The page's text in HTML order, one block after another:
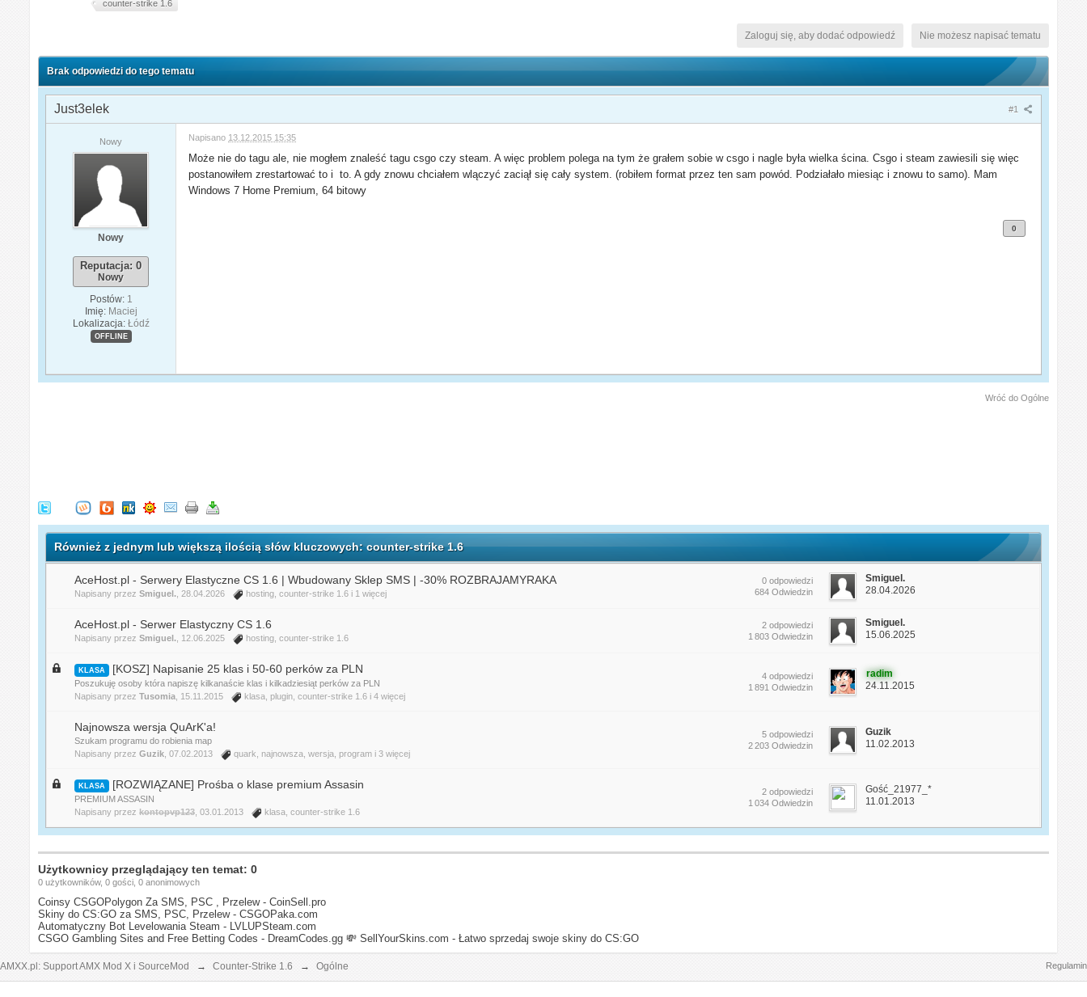
counter-strike 1.6
Nie możesz napisać tematu
Zaloguj się, aby dodać odpowiedź
Brak odpowiedzi do tego tematu
#1
Just3elek
Nowy
Nowy
Reputacja: 0
Nowy
Postów: 1
Imię: Maciej
Lokalizacja: Łódź
OFFLINE
Napisano 13.12.2015 15:35
Może nie do tagu ale, nie mogłem znaleść tagu csgo czy steam. A więc problem polega na tym że grałem sobie w csgo i nagle była wielka ścina. Csgo i steam zawiesili się więc
postanowiłem zrestartować to i to. A gdy znowu chciałem wlączyć zaciął się cały system. (robiłem format przez ten sam powód. Podziałało miesiąc i znowu to samo). Mam
Windows 7 Home Premium, 64 bitowy
0
Wróć do Ogólne
Również z jednym lub większą ilością słów kluczowych: counter-strike 1.6
AceHost.pl - Serwery Elastyczne CS 1.6 | Wbudowany Sklep SMS | -30% ROZBRAJAMYRAKA
Napisany przezSmiguel. , 28.04.2026 hosting ,counter-strike 1.6 i 1 więcej
0 odpowiedzi
684 Odwiedzin
Smiguel.
28.04.2026
AceHost.pl - Serwer Elastyczny CS 1.6
Napisany przezSmiguel. , 12.06.2025 hosting ,counter-strike 1.6
2 odpowiedzi
1 803 Odwiedzin
Smiguel.
15.06.2025
KLASA [KOSZ] Napisanie 25 klas i 50-60 perków za PLN
Poszukuję osoby która napiszę kilkanaście klas i kilkadziesiąt perków za PLN
Napisany przezTusomia , 15.11.2015 klasa ,plugin ,counter-strike 1.6 i 4 więcej
4 odpowiedzi
1 891 Odwiedzin
radim
24.11.2015
Najnowsza wersja QuArK'a!
Szukam programu do robienia map
Napisany przezGuzik , 07.02.2013 quark najnowsza ,wersja ,program i 3 więcej
5 odpowiedzi
2 203 Odwiedzin
Guzik
11.02.2013
KLASA [ROZWIĄZANE] Prośba o klase premium Assasin
PREMIUM ASSASIN
Napisany przezkontopvp123 , 03.01.2013 klasa ,counter-strike 1.6
2 odpowiedzi
1 034 Odwiedzin
Gość_21977_*
11.01.2013
Użytkownicy przeglądający ten temat: 0
0 użytkowników, 0 gości, 0 anonimowych
Coinsy CSGOPolygon Za SMS, PSC , Przelew - CoinSell.pro
Skiny do CS:GO za SMS, PSC, Przelew - CSGOPaka.com
Automatyczny Bot Levelowania Steam - LVLUPSteam.com
CSGO Gambling Sites and Free Betting Codes - DreamCodes.gg 💸 SellYourSkins.com - Łatwo sprzedaj swoje skiny do CS:GO
AMXX.pl: Support AMX Mod X i SourceMod → Counter-Strike 1.6 → Ogólne Regulamin